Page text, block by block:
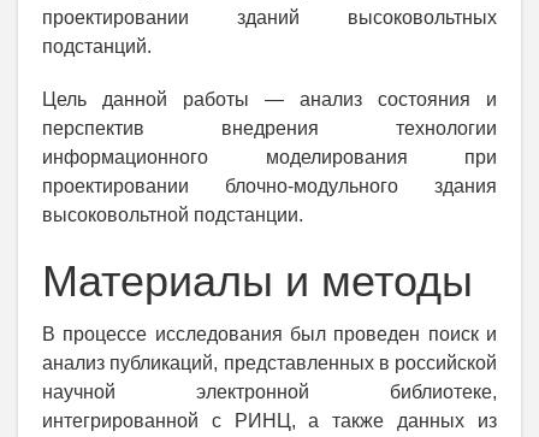
проектировании зданий высоковольтных
подстанций.
Цель данной работы — анализ состояния и
перспектив внедрения технологии
информационного моделирования при
проектировании блочно-модульного здания
высоковольтной подстанции.
Материалы и методы
В процессе исследования был проведен поиск и
анализ публикаций, представленных в российской
научной электронной библиотеке,
интегрированной с РИНЦ, а также данных из